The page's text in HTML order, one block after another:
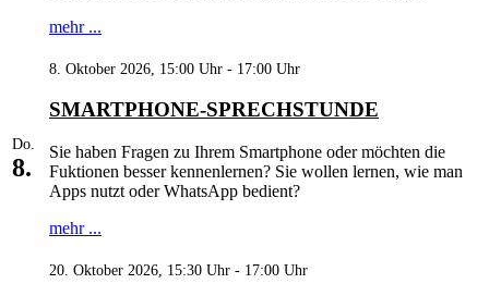
mehr ...
Do.
8.
8. Oktober 2026, 15:00 Uhr - 17:00 Uhr
SMARTPHONE-SPRECHSTUNDE
Sie haben Fragen zu Ihrem Smartphone oder möchten die
Fuktionen besser kennenlernen? Sie wollen lernen, wie man
Apps nutzt oder WhatsApp bedient?
mehr ...
20. Oktober 2026, 15:30 Uhr - 17:00 Uhr